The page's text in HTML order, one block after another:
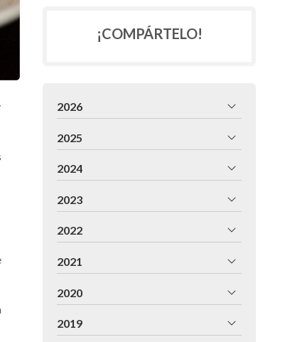
¡COMPÁRTELO!
2026
2025
2024
2023
2022
2021
2020
2019